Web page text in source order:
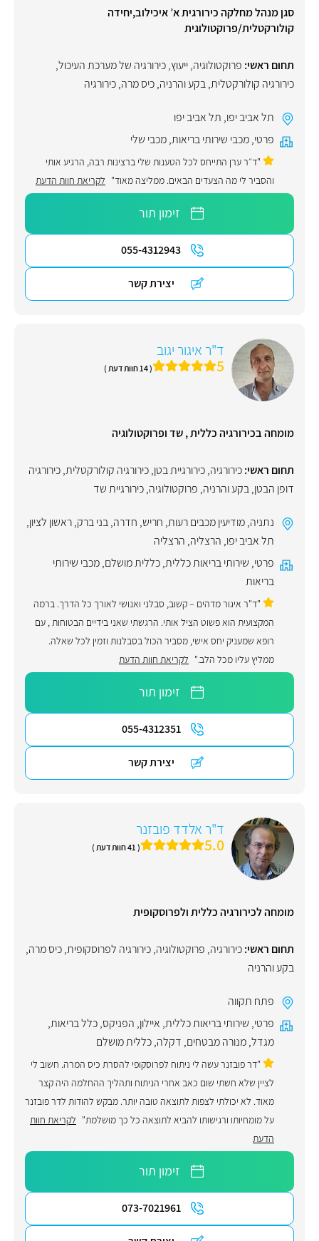
סגן מנהל מחלקה כירורגית א’ איכילוב,יחידה
קולורקטלית/פרוקטולוגית
תחום ראשי: פרוקטולוגיה,ייעוץ,כירורגיה של מערכת העיכול,
כירורגיה קולורקטלית,בקע והרניה,כיס מרה,כירורגיה
תל אביב יפו, תל אביב יפו
פרטי,מכבי שירותי בריאות,מכבי שלי
"ד״ר ערן התייחס לכל הטענות שלי ברצינות רבה, הרגיע אותי
והסביר לי מה הצעדים הבאים. ממליצה מאוד" לקריאת חוות הדעת
זימון תור
055-4312943
יצירת קשר
ד"ר איגור יגוב
5 ( 14 חוות דעת )
מומחה בכירורגיה כללית , שד ופרוקטולוגיה
תחום ראשי:כירורגיה,כירורגיית בטן,כירורגיה קולורקטלית,כירורגיה
דופן הבטן,בקע והרניה, פרוקטולוגיה,כירורגיית שד
נתניה,מודיעין מכבים רעות, חריש, חדרה,בני ברק,ראשון לציון,
תל אביב יפו, הרצליה, הרצליה
פרטי, שירותי בריאות כללית,כללית מושלם,מכבי שירותי
בריאות
"ד"ר איגור מדהים – קשוב, סבלני ואנושי לאורך כל הדרך. ברמה
המקצועית הוא פשוט הציל אותי. הרגשתי שאני בידיים הבטוחות , עם
רופא שמעניק יחס אישי, מסביר הכול בסבלנות וזמין לכל שאלה.
ממליץ עליו מכל הלב." לקריאת חוות הדעת
זימון תור
055-4312351
יצירת קשר
ד"ר אלדד פובזנר
5.0 ( 41 חוות דעת )
מומחה לכירורגיה כללית ולפרוסקופית
תחום ראשי:כירורגיה, פרוקטולוגיה,כירורגיה לפרוסקופית,כיס מרה,
בקע והרניה
פתח תקווה
פרטי, שירותי בריאות כללית, איילון, הפניקס,כלל בריאות,
מגדל,מנורה מבטחים, דקלה,כללית מושלם
"דר פובזנר עשה לי ניתוח לפרוסקופי להסרת כיס המרה. חשוב לי
לציין שלא חשתי שום כאב אחרי הניתוח ותהליך ההחלמה היה קצר
מאוד. לא יכולתי לצפות לתוצאה טובה יותר. מבקש להודות לדר פובזנר
על מומחיותו ורגישותו להביא לתוצאה כל כך מושלמת" לקריאת חוות
הדעת
זימון תור
073-7021961